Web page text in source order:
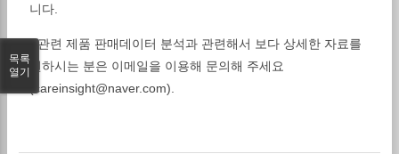
니다.
* 관련 제품 판매데이터 분석과 관련해서 보다 상세한 자료를
원하시는 분은 이메일을 이용해 문의해 주세요
(careinsight@naver.com).
목록
열기